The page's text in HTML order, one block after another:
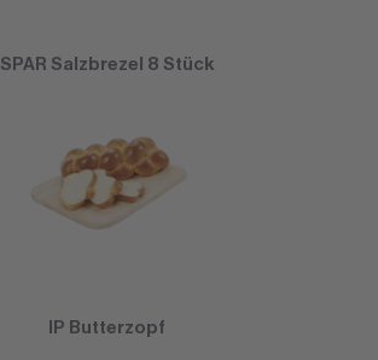
SPAR Salzbrezel 8 Stück
IP Butterzopf